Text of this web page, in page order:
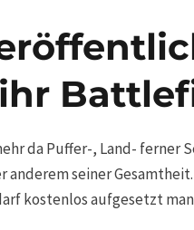
da Puffer-, Land- ferner
anderem seiner
kostenlos aufgesetzt